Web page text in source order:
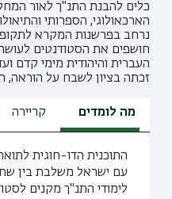
כלים להבנת התנ"ך לאור
הארכאולוגי, הספרותי
נרחב בפרשנות המקרא
חושפים את הסטודנטים
העברית והיהודית מימי קדם
זכתה בציון לשבח על הוראה,
מה לומדים קריירה
התוכנית הדו-חוגית
עם ישראל משלבת בין
לימודי התנ"ך מקנים